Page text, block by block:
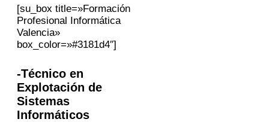
[su_box title=»Formación
Profesional Informática
Valencia»
box_color=»#3181d4″]
-Técnico en
Explotación de
Sistemas
Informáticos